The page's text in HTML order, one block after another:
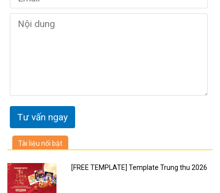
Tài liệu nổi bật
[FREE TEMPLATE] Template Trung thu 2026